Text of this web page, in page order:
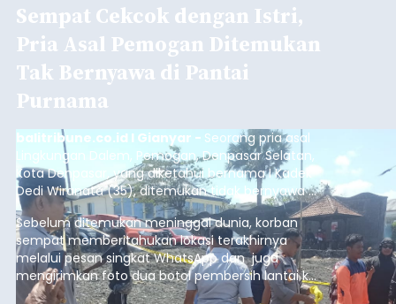
Sempat Cekcok dengan Istri,
Pria Asal Pemogan Ditemukan
Tak Bernyawa di Pantai
Purnama
balitribune.co.id I Gianyar - Seorang pria asal
Lingkungan Dalem, Pemogan, Denpasar Selatan,
Kota Denpasar, yang diketahui bernama I Kadek
Dedi Wiranata (35), ditemukan tidak bernyawa di
pesisir Pantai Purnama, Sukawati.
Sebelum ditemukan meninggal dunia, korban
sempat memberitahukan lokasi terakhirnya
melalui pesan singkat WhatsApp dan juga
mengirimkan foto dua botol pembersih lantai ke
istrinya.